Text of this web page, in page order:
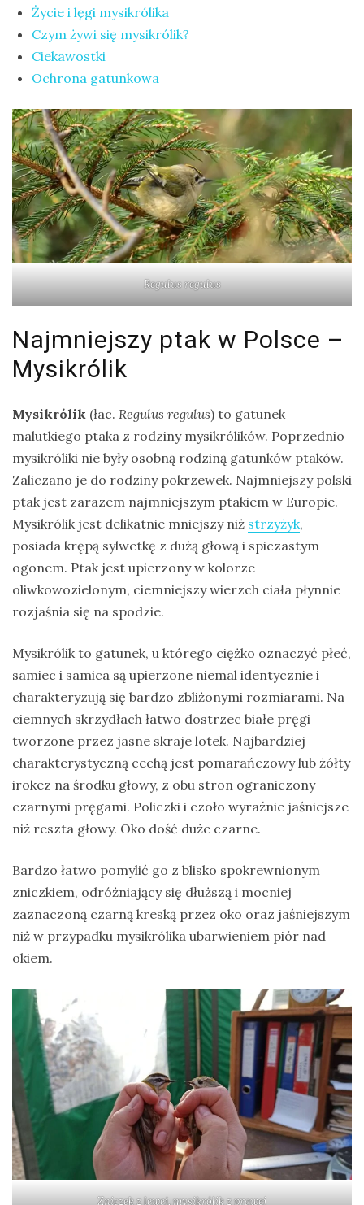
Życie i lęgi mysikrólika
Czym żywi się mysikrólik?
Ciekawostki
Ochrona gatunkowa
Regulus regulus
Najmniejszy ptak w Polsce –
Mysikrólik
Mysikrólik (łac. Regulus regulus) to gatunek
malutkiego ptaka z rodziny mysikrólików. Poprzednio
mysikróliki nie były osobną rodziną gatunków ptaków.
Zaliczano je do rodziny pokrzewek. Najmniejszy polski
ptak jest zarazem najmniejszym ptakiem w Europie.
Mysikrólik jest delikatnie mniejszy niż strzyżyk,
posiada krępą sylwetkę z dużą głową i spiczastym
ogonem. Ptak jest upierzony w kolorze
oliwkowozielonym, ciemniejszy wierzch ciała płynnie
rozjaśnia się na spodzie.
Mysikrólik to gatunek, u którego ciężko oznaczyć płeć,
samiec i samica są upierzone niemal identycznie i
charakteryzują się bardzo zbliżonymi rozmiarami. Na
ciemnych skrzydłach łatwo dostrzec białe pręgi
tworzone przez jasne skraje lotek. Najbardziej
charakterystyczną cechą jest pomarańczowy lub żółty
irokez na środku głowy, z obu stron ograniczony
czarnymi pręgami. Policzki i czoło wyraźnie jaśniejsze
niż reszta głowy. Oko dość duże czarne.
Bardzo łatwo pomylić go z blisko spokrewnionym
zniczkiem, odróżniający się dłuższą i mocniej
zaznaczoną czarną kreską przez oko oraz jaśniejszym
niż w przypadku mysikrólika ubarwieniem piór nad
okiem.
Zniczek z lewej, mysikrólik z prawej
je
ile
żyje
Modraszka
–
żółto-
błękitny,
ptasi
symbol
waleczności
Ekwipunek
Ochrona
przyrody
Poradnik
Ptaki
Ssaki
Wyprawy
TAGI
azja
birdwatching
biwak
chruściele
czaplowate
drozdy
dzięciołowate
dzierżby
turystyczna
gołębiowate
gps
gryzonie